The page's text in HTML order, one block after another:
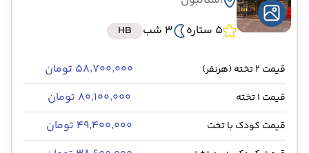
5 ستاره
3 شب HB
قیمت 2 تخته (هرنفر) ۵۸٬۷۰۰٬۰۰۰ تومان
قیمت 1 تخته ۸۰٬۱۰۰٬۰۰۰ تومان
قیمت کودک با تخت ۴۹٬۴۰۰٬۰۰۰ تومان